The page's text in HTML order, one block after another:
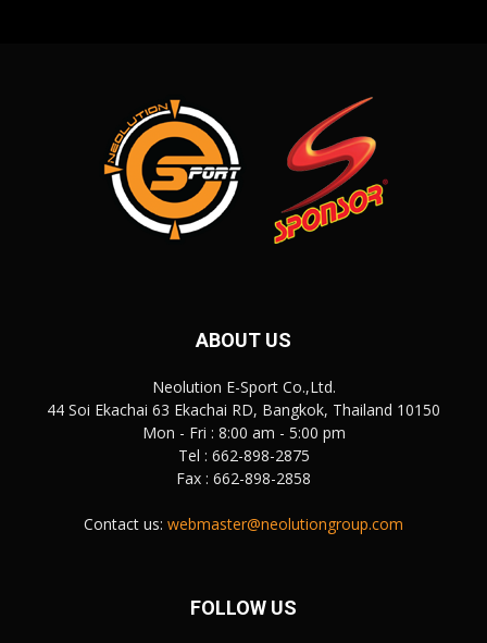
ABOUT US
Neolution E-Sport Co.,Ltd.
44 Soi Ekachai 63 Ekachai RD, Bangkok, Thailand 10150
Mon - Fri : 8:00 am - 5:00 pm
Tel : 662-898-2875
Fax : 662-898-2858
Contact us: webmaster@neolutiongroup.com
FOLLOW US